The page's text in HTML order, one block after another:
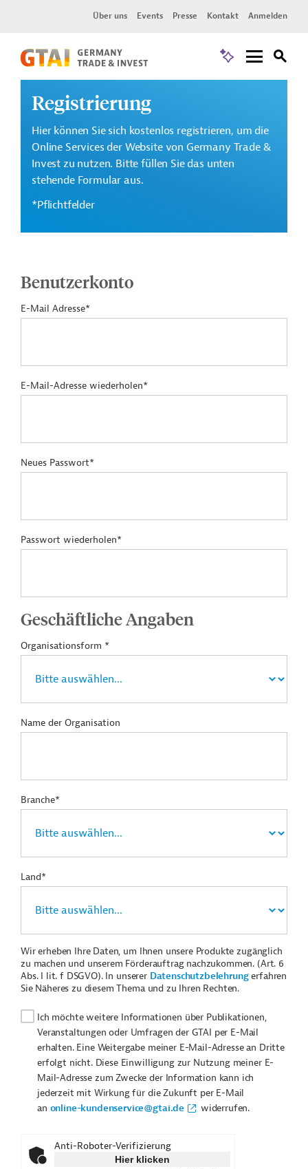
Über uns Events Presse Kontakt Anmelden
Registrierung
Hier können Sie sich kostenlos registrieren, um die
Online Services der Website von Germany Trade &
Invest zu nutzen. Bitte füllen Sie das unten
stehende Formular aus.
*Pflichtfelder
Benutzerkonto
E-Mail Adresse*
E-Mail-Adresse wiederholen*
Neues Passwort*
Passwort wiederholen*
Geschäftliche Angaben
Organisationsform *
Name der Organisation
Branche*
Land*
Wir erheben Ihre Daten, um Ihnen unsere Produkte zugänglich
zu machen und unserem Förderauftrag nachzukommen. (Art. 6
Abs. I lit. f DSGVO). In unserer Datenschutzbelehrungerfahren
Sie Näheres zu diesem Thema und zu Ihren Rechten.
Ich möchte weitere Informationen über Publikationen,
Veranstaltungen oder Umfragen der GTAI per E-Mail
erhalten. Eine Weitergabe meiner E-Mail-Adresse an Dritte
erfolgt nicht. Diese Einwilligung zur Nutzung meiner E-
Mail-Adresse zum Zwecke der Information kann ich
jederzeit mit Wirkung für die Zukunft per E-Mail
an online-kundenservice@gtai.de widerrufen.
Anti-Roboter-Verifizierung
Hier klicken